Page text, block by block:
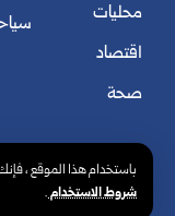
باستخدام هذا الموقع ،
شروط الاستخدام.
محليات
اقتصاد
صحة
© الوكالة